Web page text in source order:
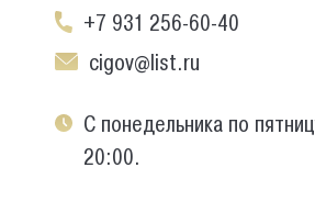
+7 931 256-60-40
cigov@list.ru
С понедельника по
20:00.